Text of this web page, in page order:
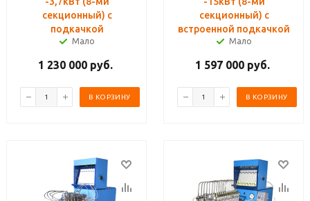
секционный) с
подкачкой
Мало
1 230 000 руб.
В КОРЗИНУ
секционный) с
встроенной подкачкой
Мало
1 597 000 руб.
В КОРЗИНУ